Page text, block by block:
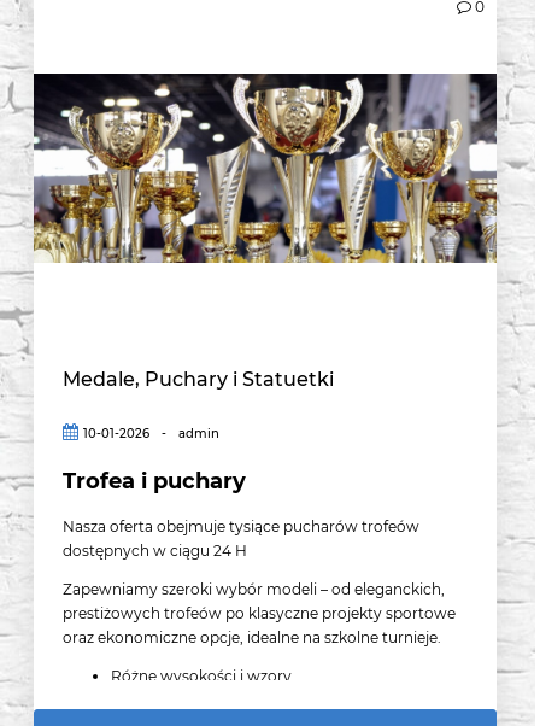
Medale, Puchary i Statuetki
0
10-01-2026 - admin
Trofea i puchary
Nasza oferta obejmuje tysiące pucharów trofeów
dostępnych w ciągu 24 H
Zapewniamy szeroki wybór modeli – od eleganckich,
prestiżowych trofeów po klasyczne projekty sportowe
oraz ekonomiczne opcje, idealne na szkolne turnieje.
Różne wysokości i wzory